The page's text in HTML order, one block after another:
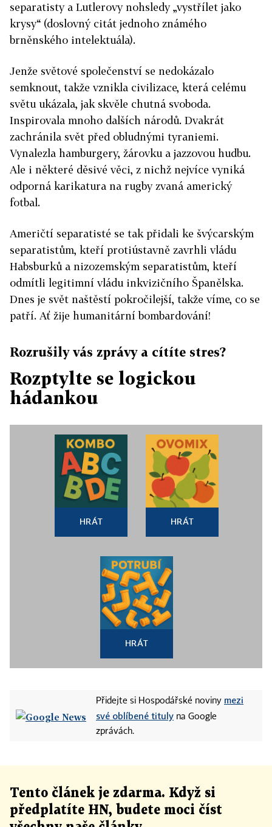
separatisty a Lutlerovy nohsledy „vystřílet jako
krysy“ (doslovný citát jednoho známého
brněnského intelektuála).
Jenže světové společenství se nedokázalo
semknout, takže vznikla civilizace, která celému
světu ukázala, jak skvěle chutná svoboda.
Inspirovala mnoho dalších národů. Dvakrát
zachránila svět před obludnými tyraniemi.
Vynalezla hamburgery, žárovku a jazzovou hudbu.
Ale i některé děsivé věci, z nichž nejvíce vyniká
odporná karikatura na rugby zvaná americký
fotbal.
Američtí separatisté se tak přidali ke švýcarským
separatistům, kteří protiústavně zavrhli vládu
Habsburků a nizozemským separatistům, kteří
odmítli legitimní vládu inkvizičního Španělska.
Dnes je svět naštěstí pokročilejší, takže víme, co se
patří. Ať žije humanitární bombardování!
Rozrušily vás zprávy a cítíte stres?
Rozptylte se logickou
hádankou
HRÁT HRÁT
HRÁT
Přidejte si Hospodářské noviny mezi
své oblíbené tituly na Google
zprávách.
Tento článek je zdarma. Když si
předplatíte HN, budete moci číst